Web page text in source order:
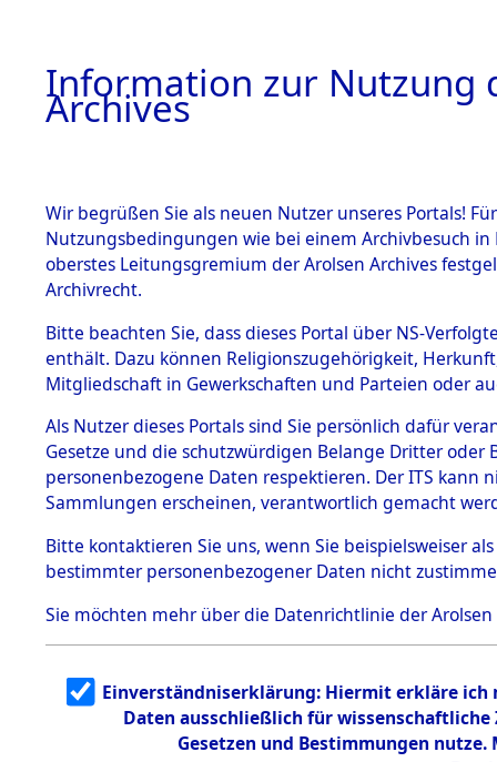
BESTÄNDE
1.
mente
5. Verschiedenes
5.3
Todesmärsche
5.3.1 Alliierte
Erhebungen
zu
Todesmärsch
en
5.3.2
g
5.3.3
Todesmärsch
Ebenried
→0086
Information zur Nutzung
Archives
Wir begrüßen Sie als neuen Nutzer unseres Portals!
Nutzungsbedingungen wie bei einem Archivbesuch
oberstes Leitungsgremium der Arolsen Archives
Archivrecht.
Bitte beachten Sie, dass dieses Portal über NS-
enthält. Dazu können Religionszugehörigkeit,
Mitgliedschaft in Gewerkschaften und Parteien oder
Als Nutzer dieses Portals sind Sie persönlich dafür
Gesetze und die schutzwürdigen Belange Dritter
personenbezogene Daten respektieren. Der ITS
Sammlungen erscheinen, verantwortlich gemacht
Bitte kontaktieren Sie uns, wenn Sie beispielsweiser
bestimmter personenbezogener Daten nicht
Sie möchten mehr über die Datenrichtlinie der Arolsen
Einverständniserklärung: Hiermit erkläre ich
Daten ausschließlich für
Gesetzen und Bestimmungen